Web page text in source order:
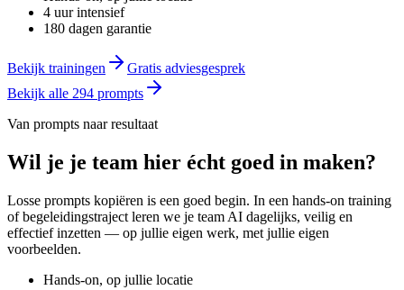
4 uur intensief
180 dagen garantie
Bekijk trainingen
Gratis adviesgesprek
Bekijk alle 294 prompts
Van prompts naar resultaat
Wil je je team hier écht goed in maken?
Losse prompts kopiëren is een goed begin. In een hands-on training
of begeleidingstraject leren we je team AI dagelijks, veilig en
effectief inzetten — op jullie eigen werk, met jullie eigen
voorbeelden.
Hands-on, op jullie locatie